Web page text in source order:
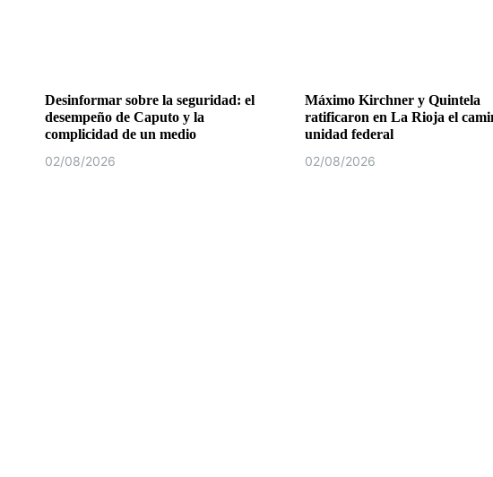
Desinformar sobre la seguridad: el
desempeño de Caputo y la
complicidad de un medio
02/08/2026
Máximo Kirchner y Quintela
ratificaron en La Rioja el
unidad federal
02/08/2026